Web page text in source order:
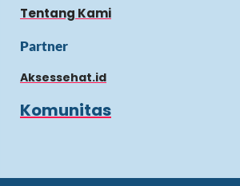
Tentang Kami
Partner
Aksessehat.id
Komunitas